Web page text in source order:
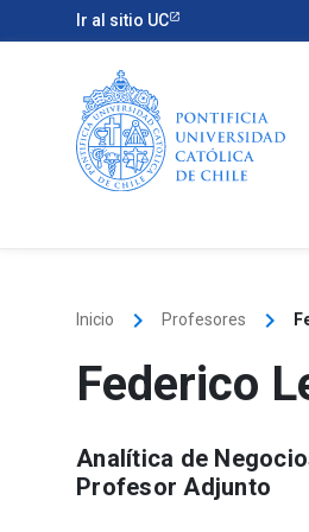
Ir al sitio UC
Inicio keyboard_arrow_right Profesores keyboard_arrow_right
Federico
Analítica de
Profesor Adjunto